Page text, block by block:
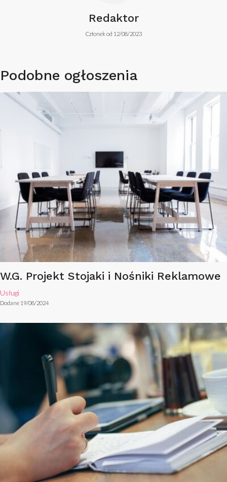
Redaktor
Członek od 12/08/2023
Podobne ogłoszenia
W.G. Projekt Stojaki i Nośniki Reklamowe
Usługi
Dodane 19/08/2024